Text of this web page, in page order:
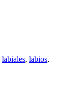
labiales, labios,